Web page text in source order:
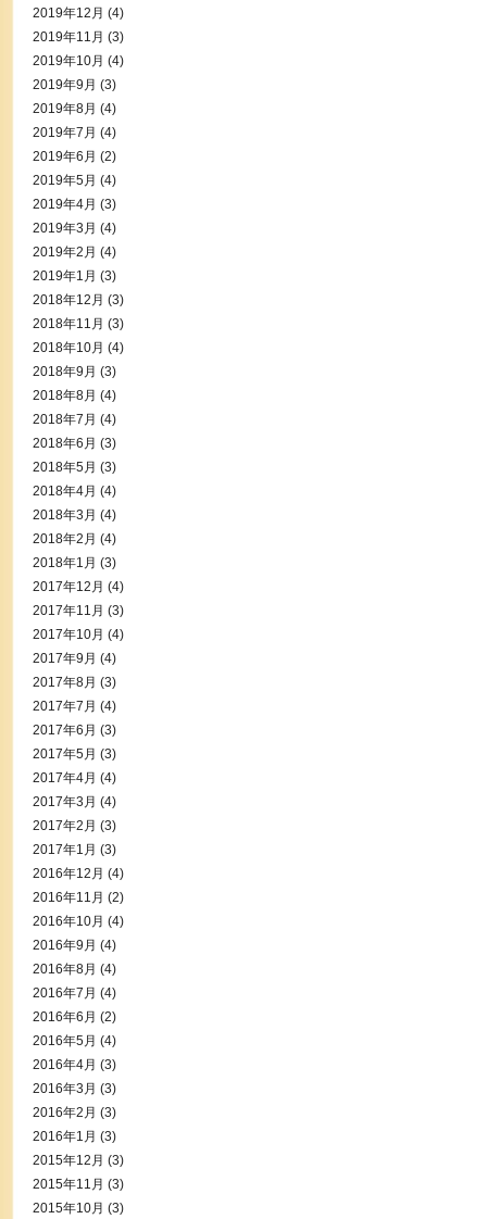
2019年12月 (4)
2019年11月 (3)
2019年10月 (4)
2019年9月 (3)
2019年8月 (4)
2019年7月 (4)
2019年6月 (2)
2019年5月 (4)
2019年4月 (3)
2019年3月 (4)
2019年2月 (4)
2019年1月 (3)
2018年12月 (3)
2018年11月 (3)
2018年10月 (4)
2018年9月 (3)
2018年8月 (4)
2018年7月 (4)
2018年6月 (3)
2018年5月 (3)
2018年4月 (4)
2018年3月 (4)
2018年2月 (4)
2018年1月 (3)
2017年12月 (4)
2017年11月 (3)
2017年10月 (4)
2017年9月 (4)
2017年8月 (3)
2017年7月 (4)
2017年6月 (3)
2017年5月 (3)
2017年4月 (4)
2017年3月 (4)
2017年2月 (3)
2017年1月 (3)
2016年12月 (4)
2016年11月 (2)
2016年10月 (4)
2016年9月 (4)
2016年8月 (4)
2016年7月 (4)
2016年6月 (2)
2016年5月 (4)
2016年4月 (3)
2016年3月 (3)
2016年2月 (3)
2016年1月 (3)
2015年12月 (3)
2015年11月 (3)
2015年10月 (3)